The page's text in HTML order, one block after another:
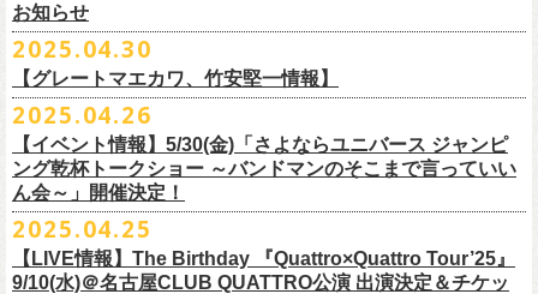
L ： 身丈68cm / 身幅62cm / 裄丈87cm
XL ： 身丈71cm / 身幅68cm / 裄丈90cm
※上記サイズはあくまでも目安の寸法です
＝＝＝＝＝＝＝＝＝＝＝＝＝＝
◎フラワーカンパニーズ ワンマンツアー「フラカンのチョイナチョイ
ナ’25/’26」
2025年
10月25日(土) 熊本Django 16:30/17:00
※ご購入されたご本人様のみご参加可能になります。分配や譲渡はでき
ませんので、予めご了承ください。
※本受付は先着順となります。規定枚数に達し次第、受付を終了いたし
ます。
※本受付はローソンチケットのシステムを使用しています。
※本受付にてご購入の際、対象商品の代金とは別に、チケット1枚につき
ローソンチケットの規定の手数料（システム利用料：330円(税込み)/枚、
電子チケット利用料：110円(税込み)/枚）がかかります。
※代金のお支払いは、クレジットカード・PayPay・楽天ペイでのお支払
い、もしくは、コンビニエンスストアの「ローソン」「ミニストップ」
店内にございます「Loppi」でのお支払いをお選びいただけます。
編〜」【俺たちのザ・ベストテンPart2】
日時：10月17日(金) Open 18:15 / Start 19:00
会場：名古屋DIAMOND HALL
出演：
フラワーカンパニーズ
うつみようこ(vo)
真城めぐみ(vo)
中森泰弘(g)
奥野真哉(key)
クハラカズユキ(dr)
チケット料金：前売 ¥5,500（税込／整理番号付／ドリンク代別途要）
・7月6日(日)
会場：東京・江東区文化センターホール
時間：Open 16:00 / Start 16:30
チケット料金：前売 ¥5,500（税込／全席指定）
一般チケット発売日：5月25日(日)
プレイガイド：
イープラス
チケットぴあ
ローチケ
問い合わせ：ネクストロード
Dr. 南條庄助（すゑひろがりず）
料金：前売5,000円 当日：5,800円（税込/ドリンク代700円別途要）
一般発売：6月8日（日）10:00
プレイガイド：FANYチケット https://yoshimoto.funity.jp/
問い合わせ：Fanyチケット 0570-550-100（10時～19時／年中無休）
================================================
文・天野史彬
2025年5月11日、フラワーカンパニーズが今年1月から全国を回ったツア
ー「正しい哺乳類ツアー2025」の追加公演となる高崎CLUB Jammer’s公
演が開催された。追加公演の場所がなぜ群馬県・高崎なのかと言えば、
今年1月にリリースされたアルバム『正しい哺乳類』のレコーディングが
高崎のスタジオTAGO STUDIO TAKASAKIで行われたからである。作品
のリリースツアーと言えば東京や大阪の大きな会場でファイナルをやっ
て締め括られるイメージも強いが、その作品が生まれた場所に帰ってい
「SET YOU FREE〜VS SERIES」フラカン武道館応援企画として、札幌
KLUB COUNTER ACTIONにてPIGGSとの対バンが決定！
◎「SET YOU FREE〜VS SERIES」
日時：7月28日(月)OPEN 18:30 START19:15
会場：札幌KLUB COUNTER ACTION
出演：フラワーカンパニーズ、PIGGS
して、その世界観を絵本として再構築するプロジェクト、”歌詞（うた）
の本棚”。
その第４弾としてフラワーカンパニーズ「深夜高速」
今回の絵本化に際し、鈴木圭介からのリクエストで、
草迄』の表紙などを手掛けたイラストレーターの丹下京子さんが作画を
担当。
楽曲のもつ世界観を繊細に、
『歌詞の本棚 深夜高速』は、7月11日(金)より全国書店などで発売。お
楽しみに！
＊フラカンの日本武道館Part2 ステッカー（サポーター限定カラー：ゴー
ルド ）
GSK /GUEST Vo:石塚くるみ[pèyang(vo.b)ポトフ(g)アルパカ(ds)]
【時間(全日共通)】
OPEN 18:30 /START19:30
【チケット】
[1日券] 予約￥5,000/当日￥5,500
[4日間通し券]￥17,000
※いずれもドリンク代別途要
※入場整理番号あり
※中学生以上はチケットが必要になります。
※オフィシャルFC先行チケット販売あり
※入場順：FC通し券→FC各日券→店通し券→店各日券→当日券
お知らせ
いつもニワトリ堂をご利用いただき有難うございます。
「正しい哺乳類ツアー2025」グッズの一部、並びに「フラカンの日本武
道館 Part2」プレグッズをニワトリ堂 2nd STOREにて5/3(土)12:00より取
り扱いスタート！
「正しい哺乳類ツアー2025」グッズについては、2025/05/03 12:00 〜
2025/05/11 23:59までの期間限定での受付となります。
またお届けについて、「正しい哺乳類ツアー2025」グッズを含む場合、5
月末〜6月上旬以降となる予定です。
2025.04.30
【グレートマエカワ、竹安堅一情報】
2025.04.26
【イベント情報】5/30(金)「さよならユニバース ジャンピ
ング乾杯トークショー ～バンドマンのそこまで言っていい
ん会～」開催決定！
2025.04.25
【LIVE情報】The Birthday 『Quattro×Quattro Tour’25』
9/10(水)＠名古屋CLUB QUATTRO公演 出演決定＆チケッ